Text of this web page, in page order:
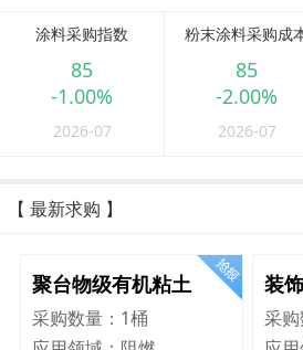
涂料采购指数
85
-1.00%
2026-07
粉末涂料采购成
85
-2.00%
2026-07
【 最新求购 】
聚台物级有机粘土
采购数量： 1桶
装
采购